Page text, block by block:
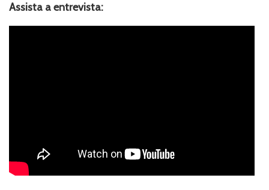
Assista a entrevista: